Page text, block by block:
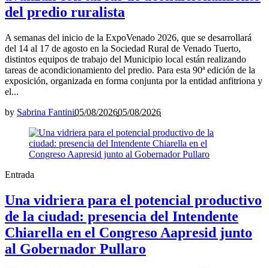
del predio ruralista
A semanas del inicio de la ExpoVenado 2026, que se desarrollará
del 14 al 17 de agosto en la Sociedad Rural de Venado Tuerto,
distintos equipos de trabajo del Municipio local están realizando
tareas de acondicionamiento del predio. Para esta 90ª edición de la
exposición, organizada en forma conjunta por la entidad anfitriona y
el...
by Sabrina Fantini05/08/202605/08/2026
Entrada
Una vidriera para el potencial productivo
de la ciudad: presencia del Intendente
Chiarella en el Congreso Aapresid junto
al Gobernador Pullaro